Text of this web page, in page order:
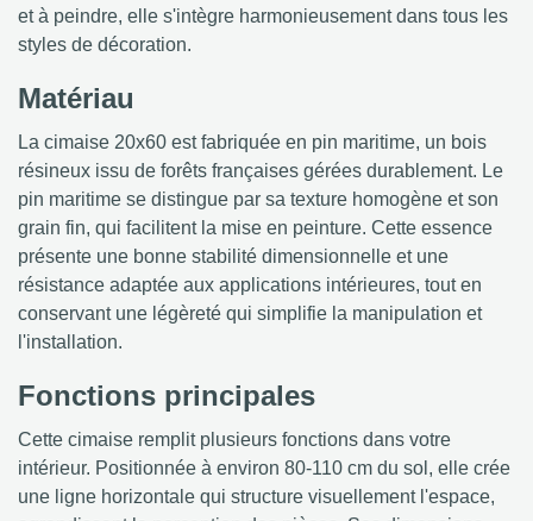
et à peindre, elle s'intègre harmonieusement dans tous les
styles de décoration.
Matériau
La cimaise 20x60 est fabriquée en pin maritime, un bois
résineux issu de forêts françaises gérées durablement. Le
pin maritime se distingue par sa texture homogène et son
grain fin, qui facilitent la mise en peinture. Cette essence
présente une bonne stabilité dimensionnelle et une
résistance adaptée aux applications intérieures, tout en
conservant une légèreté qui simplifie la manipulation et
l'installation.
Fonctions principales
Cette cimaise remplit plusieurs fonctions dans votre
intérieur. Positionnée à environ 80-110 cm du sol, elle crée
une ligne horizontale qui structure visuellement l'espace,